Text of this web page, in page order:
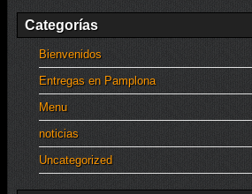
Categorías
Bienvenidos
Entregas en Pamplona
Menu
noticias
Uncategorized